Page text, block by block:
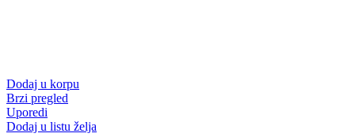
Dodaj u korpu
Brzi pregled
Uporedi
Dodaj u listu želja